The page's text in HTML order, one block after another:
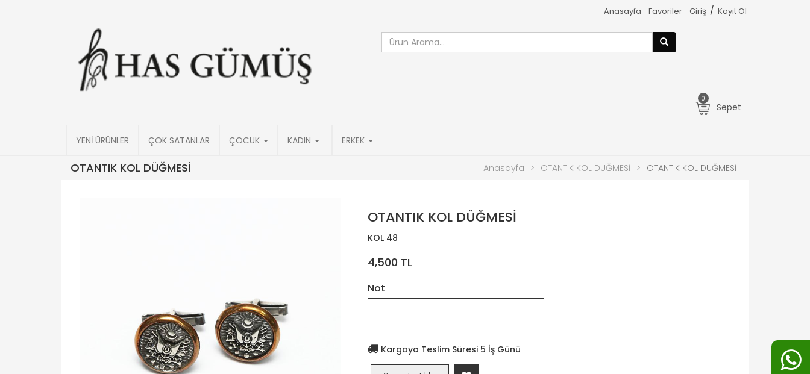
Giriş / Kayıt Ol
Favoriler
Anasayfa
0
Sepet
YENİ ÜRÜNLER ÇOK SATANLAR ÇOCUK KADIN ERKEK
OTANTIK KOL DÜĞMESİ Anasayfa > OTANTIK KOL DÜĞMESİ > OTANTIK KOL DÜĞMESİ
OTANTIK KOL DÜĞMESİ
KOL 48
4,500 TL
Not
Kargoya Teslim Süresi 5 İş Günü